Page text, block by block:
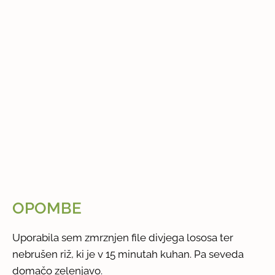
OPOMBE
Uporabila sem zmrznjen file divjega lososa ter
nebrušen riž, ki je v 15 minutah kuhan. Pa seveda
domačo zelenjavo.